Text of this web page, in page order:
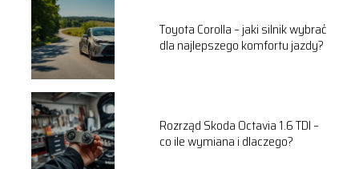
Toyota Corolla – jaki silnik wybrać
dla najlepszego komfortu jazdy?
Rozrząd Skoda Octavia 1.6 TDI –
co ile wymiana i dlaczego?